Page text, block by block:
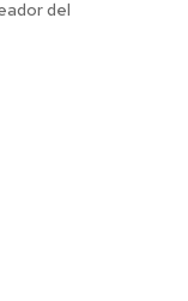
del